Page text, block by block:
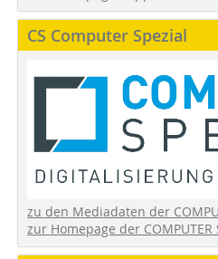
CS Computer Spezial
zu den Mediadaten der
zur Homepage der COMPUTER